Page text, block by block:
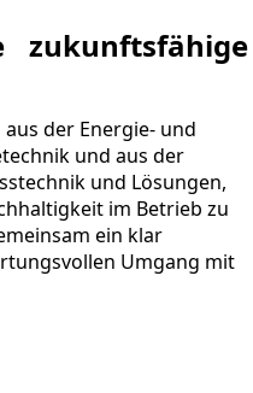
zukunftsfähige
der Energie- und
und aus der
und Lösungen,
im Betrieb zu
ein klar
Umgang mit